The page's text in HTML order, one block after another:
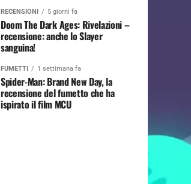
RECENSIONI 5 giorni fa
Doom The Dark Ages: Rivelazioni –
recensione: anche lo Slayer
sanguina!
FUMETTI 1 settimana fa
Spider-Man: Brand New Day, la
recensione del fumetto che ha
ispirato il film MCU